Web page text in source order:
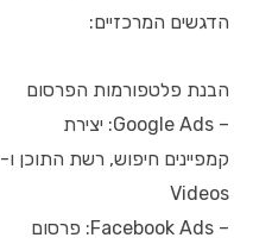
הדגשים המרכזיים:
הבנת פלטפורמות הפרסום
– Google Ads: יצירת
קמפיינים חיפוש, רשת התוכן ו-
Videos
– Facebook Ads: פרסום